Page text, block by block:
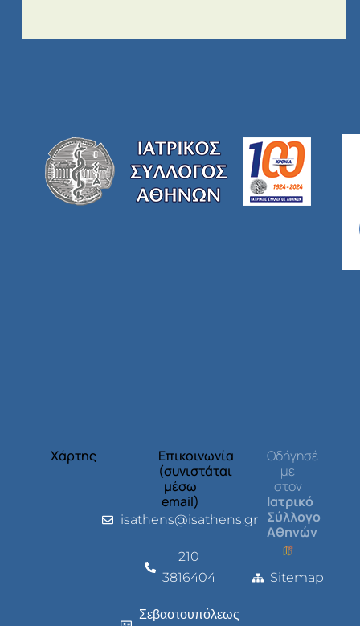
Χάρτης
Επικοινωνία
(συνιστάται
μέσω
email)
isathens@isathens.gr
210
3816404
Σεβαστουπόλεως
Οδήγησέ
με
στον
Ιατρικό
Σύλλογο
Αθηνών
Sitemap